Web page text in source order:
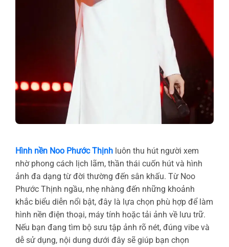
Hình nền Noo Phước Thịnhluôn thu hút người xem
nhờ phong cách lịch lãm, thần thái cuốn hút và hình
ảnh đa dạng từ đời thường đến sân khấu. Từ Noo
Phước Thịnh ngầu, nhẹ nhàng đến những khoảnh
khắc biểu diễn nổi bật, đây là lựa chọn phù hợp để làm
hình nền điện thoại, máy tính hoặc tải ảnh về lưu trữ.
Nếu bạn đang tìm bộ sưu tập ảnh rõ nét, đúng vibe và
dễ sử dụng, nội dung dưới đây sẽ giúp bạn chọn